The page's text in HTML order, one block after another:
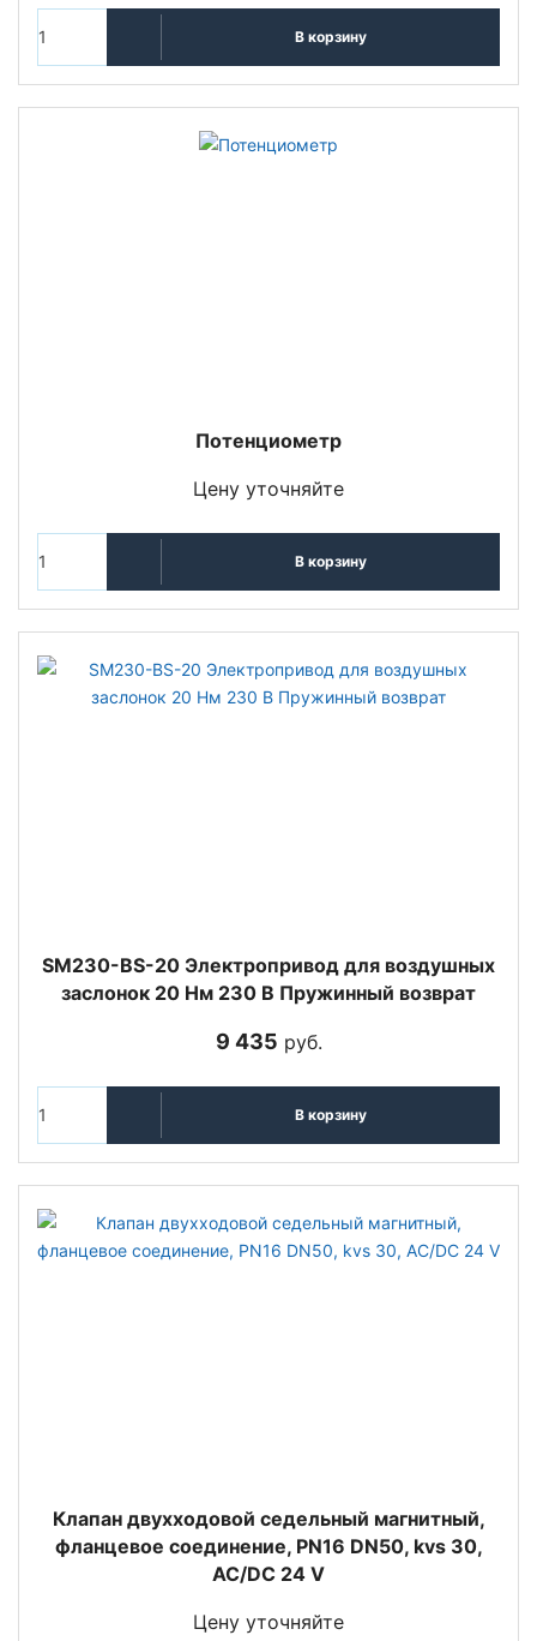
В корзину
Потенциометр
Цену уточняйте
В корзину
SM230-BS-20 Электропривод для воздушных
заслонок 20 Нм 230 В Пружинный возврат
9 435 руб.
В корзину
Клапан двухходовой седельный магнитный,
фланцевое соединение, PN16 DN50, kvs 30,
AC/DC 24 V
Цену уточняйте